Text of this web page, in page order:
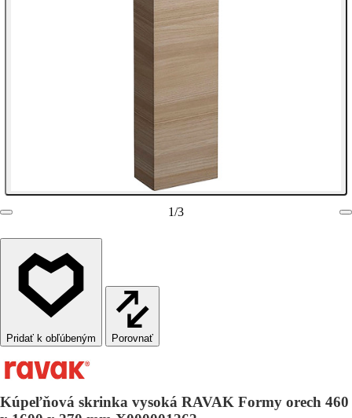
1/3
Porovnať
Kúpeľňová skrinka vysoká RAVAK Formy orech 460